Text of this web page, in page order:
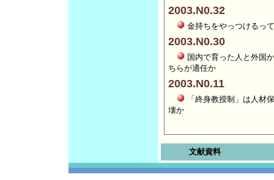
2003.N0.32
金持ちをやっつけるっ
2003.N0.30
国内で育った人と外国
ちらが適任か
2003.N0.11
「終身教授制」は人材
壊か
文献資料